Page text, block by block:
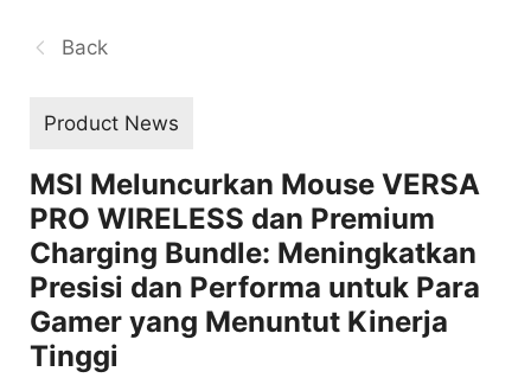
Back
Product News
MSI Meluncurkan Mouse VERSA
PRO WIRELESS dan Premium
Charging Bundle: Meningkatkan
Presisi dan Performa untuk Para
Gamer yang Menuntut Kinerja
Tinggi